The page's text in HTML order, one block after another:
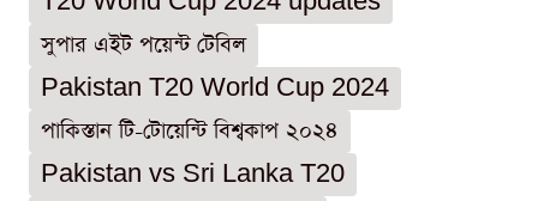
সুপার এইট পয়েন্ট টেবিল
Pakistan T20 World Cup 2024
পাকিস্তান টি-টোয়েন্টি বিশ্বকাপ ২০২৪
Pakistan vs Sri Lanka T20